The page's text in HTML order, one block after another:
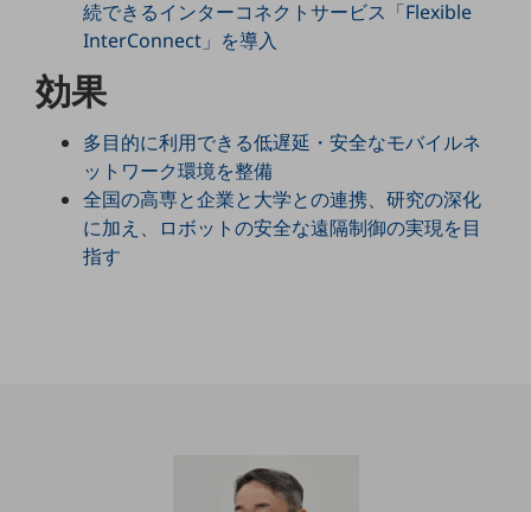
課題・ニーズで探すTOP
マーケティング
業務効率化
災害対策
職場環境整備
続できるインターコネクトサービス「Flexible
InterConnect」を導入
効果
多目的に利用できる低遅延・安全なモバイルネ
ットワーク環境を整備
全国の高専と企業と大学との連携、研究の深化
に加え、ロボットの安全な遠隔制御の実現を目
指す